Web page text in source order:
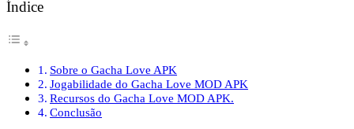
Índice
Sobre o Gacha Love APK
Jogabilidade do Gacha Love MOD APK
Recursos do Gacha Love MOD APK.
Conclusão